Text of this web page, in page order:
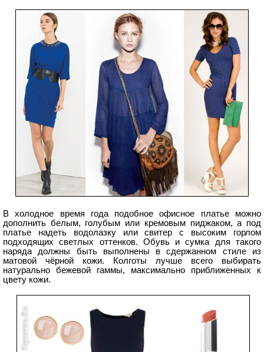
В холодное время года подобное офисное платье можно
дополнить белым, голубым или кремовым пиджаком, а под
платье надеть водолазку или свитер с высоким горлом
подходящих светлых оттенков. Обувь и сумка для такого
наряда должны быть выполнены в сдержанном стиле из
матовой чёрной кожи. Колготы лучше всего выбирать
натурально бежевой гаммы, максимально приближенных к
цвету кожи.